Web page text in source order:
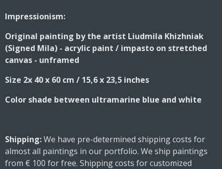
e
Impressionism:
Original painting by the artist Liudmila Khizhniak
(Signed Mila) - acrylic paint / impasto on stretched
canvas - unframed
Size 2x 40 x 60 cm / 15,6 x 23,5 inches
Color shade between ultramarine blue and white
Shipping:We have pre-determined shipping costs for
almost all paintings in our portfolio. We ship paintings
from € 100 for free. Shipping costs for customized